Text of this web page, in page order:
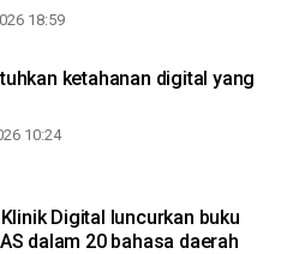
18:59
ketahanan digital yang
10:24
Digital luncurkan buku
dalam 20 bahasa daerah